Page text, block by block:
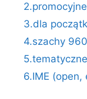
3.dla
4.szachy 960
5.tematyczne
6.IME (open,